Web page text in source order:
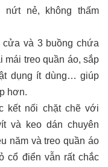
nứt nẻ, không thấm
và 3 buồng chứa
mái treo quần áo, sắp
dụng ít dùng… giúp
hơn.
kết nối chặt chẽ với
và keo dán chuyên
năm và treo quần áo
cổ điển vẫn rất chắc